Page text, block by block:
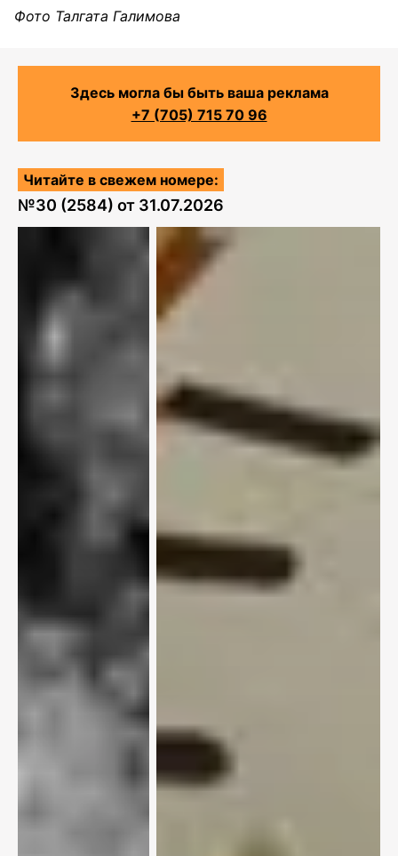
Фото Талгата Галимова
Здесь могла бы быть ваша реклама
+7 (705) 715 70 96
Читайте в свежем номере:
№30 (2584) от 31.07.2026